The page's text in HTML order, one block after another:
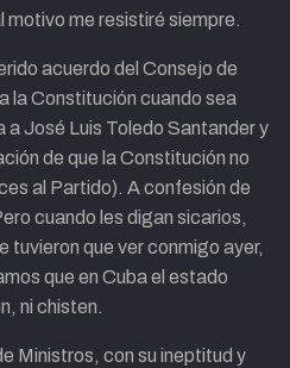
me resistiré siempre.
acuerdo del Consejo de
la Constitución cuando sea
José Luis Toledo Santander y
de que la Constitución no
al Partido). A confesión de
cuando les digan sicarios,
tuvieron que ver conmigo ayer,
que en Cuba el estado
ni chisten.
Ministros, con su ineptitud y